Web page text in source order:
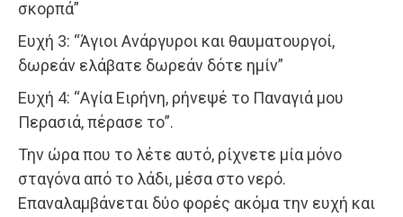
σκορπά”
Ευχή 3: “Άγιοι Ανάργυροι και θαυματουργοί,
δωρεάν ελάβατε δωρεάν δότε ημίν”
Ευχή 4: “Αγία Ειρήνη, ρήνεψέ το Παναγιά μου
Περασιά, πέρασε το”.
Την ώρα που το λέτε αυτό, ρίχνετε μία μόνο
σταγόνα από το λάδι, μέσα στο νερό.
Επαναλαμβάνεται δύο φορές ακόμα την ευχή και